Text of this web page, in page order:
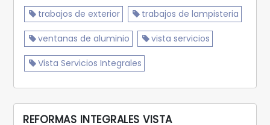
trabajos de exterior trabajos de lampisteria
ventanas de aluminio vista servicios
Vista Servicios Integrales
REFORMAS INTEGRALES VISTA